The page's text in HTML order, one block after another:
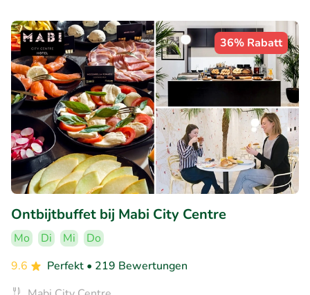
36% Rabatt
Ontbijtbuffet bij Mabi City Centre
Mo Di Mi
Do
9.6
Perfekt • 219 Bewertungen